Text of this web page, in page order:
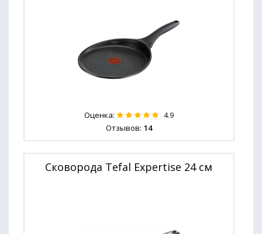
Оценка: 4.9
Отзывов: 14
Сковорода Tefal Expertise 24 см